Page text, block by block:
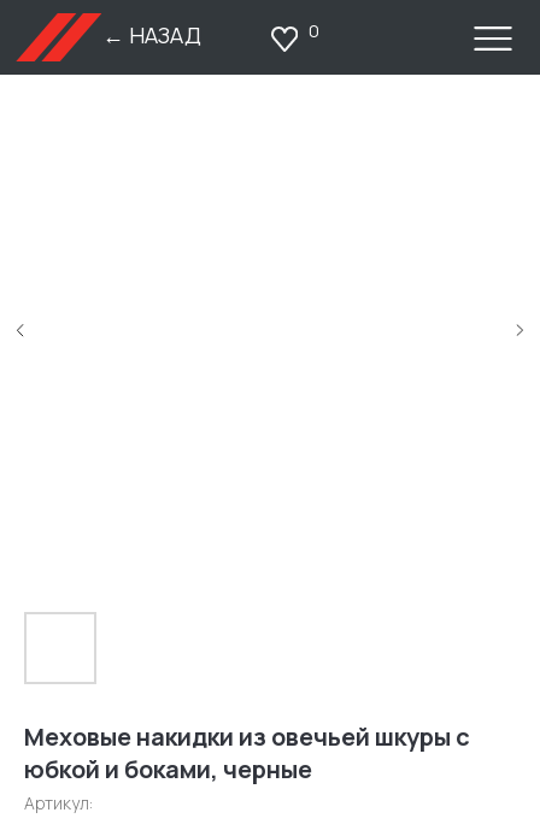
← НАЗАД
Меховые накидки из овечьей шкуры с
юбкой и боками, черные
Артикул: